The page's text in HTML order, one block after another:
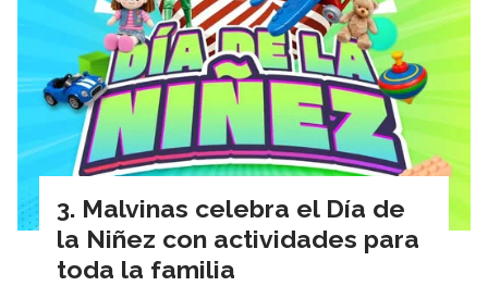
Malvinas celebra el Día de
la Niñez con actividades para
toda la familia